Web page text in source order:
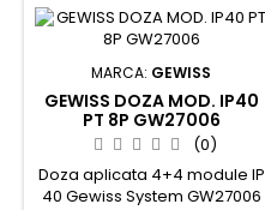
MARCA: GEWISS
GEWISS DOZA MOD. IP40
PT 8P GW27006
(0)
Doza aplicata 4+4 module IP
40 Gewiss System GW27006